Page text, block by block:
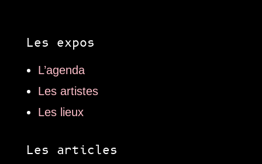
Les expos
L’agenda
Les artistes
Les lieux
Les articles